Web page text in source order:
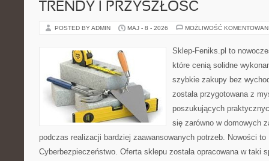
TRENDY I PRZYSZŁOŚĆ
POSTED BY ADMIN MAJ - 8 - 2026 MOŻLIWOŚĆ
Sklep-Feniks.pl to
które cenią solidne
szybkie zakupy bez
została przygotowana z
poszukujących
się zarówno w domowych
podczas realizacji bardziej zaawansowanych potrzeb. Nowości to
Cyberbezpieczeństwo. Oferta sklepu została opracowana w taki